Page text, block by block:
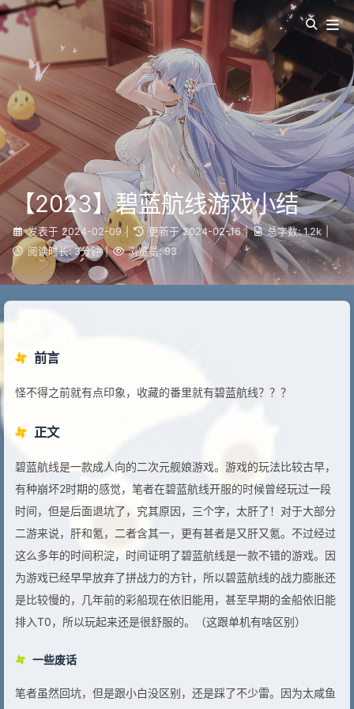
【2023】碧蓝航线游戏小结
发表于 2024-02-09 | 更新于 2024-02-16 | 总字数: 1.2k
阅读时长: 3分钟 | 浏览量: 93
前言
怪不得之前就有点印象，收藏的番里就有碧蓝航线？？？
正文
碧蓝航线是一款成人向的二次元舰娘游戏。游戏的玩法比较古早，
有种崩坏2时期的感觉，笔者在碧蓝航线开服的时候曾经玩过一段
时间，但是后面退坑了，究其原因，三个字，太肝了！对于大部分
二游来说，肝和氪，二者含其一，更有甚者是又肝又氪。不过经过
这么多年的时间积淀，时间证明了碧蓝航线是一款不错的游戏。因
为游戏已经早早放弃了拼战力的方针，所以碧蓝航线的战力膨胀还
是比较慢的，几年前的彩船现在依旧能用，甚至早期的金船依旧能
排入T0，所以玩起来还是很舒服的。（这跟单机有啥区别）
一些废话
笔者虽然回坑，但是跟小白没区别，还是踩了不少雷。因为太咸鱼